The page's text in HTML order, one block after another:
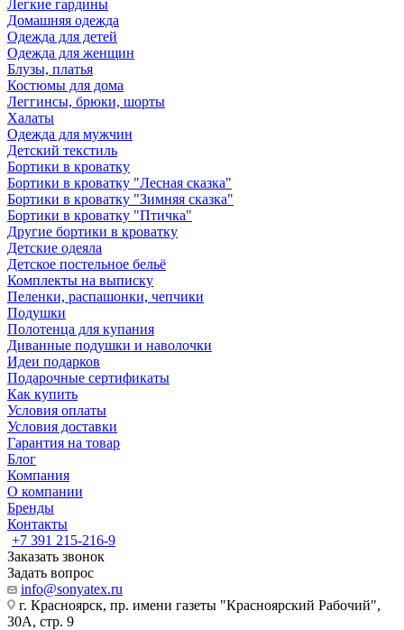
Легкие гардины
Домашняя одежда
Одежда для детей
Одежда для женщин
Блузы, платья
Костюмы для дома
Леггинсы, брюки, шорты
Халаты
Одежда для мужчин
Детский текстиль
Бортики в кроватку
Бортики в кроватку "Лесная сказка"
Бортики в кроватку "Зимняя сказка"
Бортики в кроватку "Птичка"
Другие бортики в кроватку
Детские одеяла
Детское постельное бельё
Комплекты на выписку
Пеленки, распашонки, чепчики
Подушки
Полотенца для купания
Диванные подушки и наволочки
Идеи подарков
Подарочные сертификаты
Как купить
Условия оплаты
Условия доставки
Гарантия на товар
Блог
Компания
О компании
Бренды
Контакты
+7 391 215-216-9
Заказать звонок
Задать вопрос
info@sonyatex.ru
г. Красноярск, пр. имени газеты "Красноярский Рабочий",
30А, стр. 9